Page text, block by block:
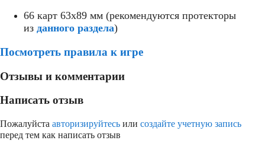
66 карт 63x89 мм (рекомендуются протекторы
из данного раздела)
Посмотреть правила к игре
Отзывы и комментарии
Написать отзыв
Пожалуйста авторизируйтесь или создайте учетную запись
перед тем как написать отзыв